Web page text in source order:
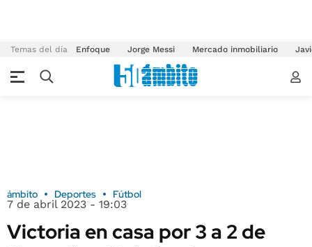
Temas del día Enfoque Jorge Messi Mercado inmobiliario
ámbito Deportes Fútbol
7 de abril 2023 - 19:03
Victoria en casa por 3 a 2 de